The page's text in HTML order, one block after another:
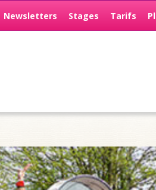
Newsletters Stages Tarifs